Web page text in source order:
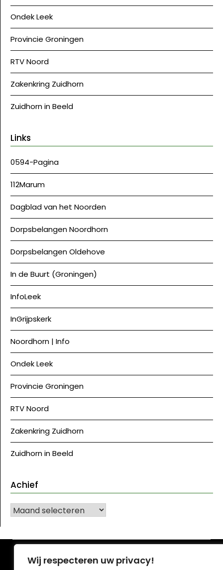
Wij respecteren uw privacy!
Ondek Leek
Provincie Groningen
RTV Noord
Zakenkring Zuidhorn
Zuidhorn in Beeld
Links
0594-Pagina
112Marum
Dagblad van het Noorden
Dorpsbelangen Noordhorn
Dorpsbelangen Oldehove
In de Buurt (Groningen)
InfoLeek
InGrijpskerk
Noordhorn | Info
Ondek Leek
Provincie Groningen
RTV Noord
Zakenkring Zuidhorn
Zuidhorn in Beeld
Achief
Achief
©J Westerkwartier|NU | Ontwerp:
thema